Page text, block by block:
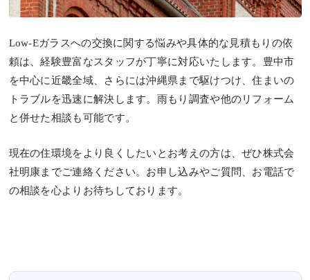
Low-Eガラスへの交換に関する悩みや具体的な見積もりの依
頼は、経験豊富なスタッフが丁寧に対応いたします。豊中市
を中心に近畿全域、さらには沖縄県まで駆けつけ、住まいの
トラブルを迅速に解決します。雨もり調査や他のリフォーム
と併せた相談も可能です。
現在の住環境をより良くしたいとお考えの方は、ぜひ株式会
社明康までご連絡ください。お申し込みやご質問、お電話で
の相談を心よりお待ちしております。